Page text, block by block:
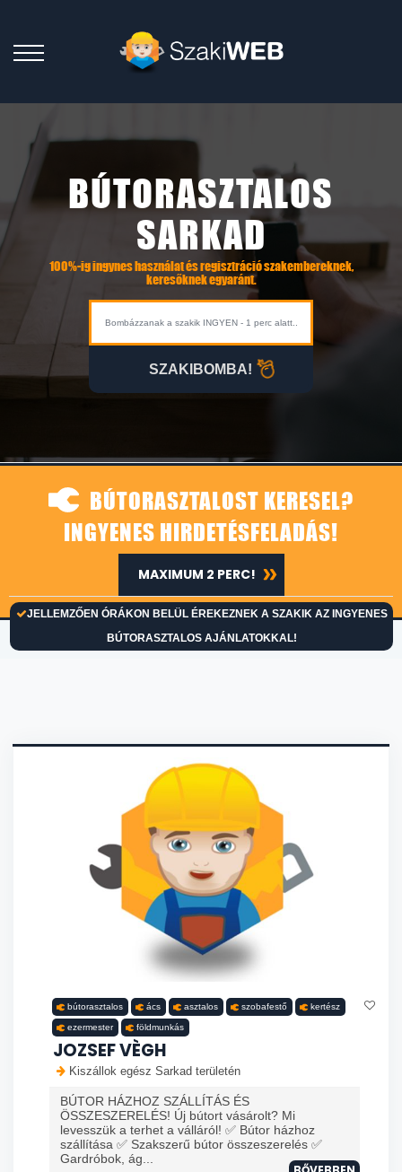
BÚTORASZTALOS
SARKAD
100%-ig ingynes használat és regisztráció szakembereknek,
keresőknek egyaránt.
SZAKIBOMBA!
BÚTORASZTALOST KERESEL?
INGYENES HIRDETÉSFELADÁS!
JELLEMZŐEN ÓRÁKON BELÜL ÉREKEZNEK A SZAKIK AZ INGYENES
BÚTORASZTALOS AJÁNLATOKKAL!
MAXIMUM 2 PERC!
bútorasztalos ács asztalos szobafestő kertész
ezermester földmunkás
JOZSEF VÈGH
Kiszállok egész Sarkad területén
BÚTOR HÁZHOZ SZÁLLÍTÁS ÉS
ÖSSZESZERELÉS! Új bútort vásárolt? Mi
levesszük a terhet a válláról! ✅ Bútor házhoz
szállítása ✅ Szakszerű bútor összeszerelés ✅
Gardróbok, ág...